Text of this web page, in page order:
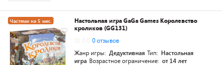
Частями на 5 мес.
Настольная игра GaGa Games Королевство
кроликов (GG131)
0 отзывов
Жанр игры: Дедуктивная Тип: Настольная
игра Возрастное ограничение: от 14 лет